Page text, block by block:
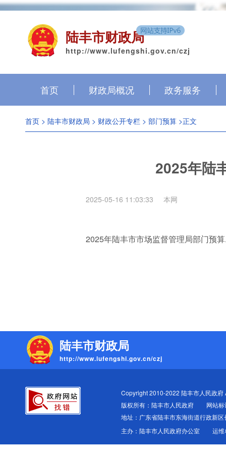
陆丰市财政局
http://www.lufengshi.gov.cn/czj
首页 财政局概况 政务服务
首页 > 陆丰市财政局 > 财政公开专栏 > 部门预算 >正文
2025年陆
2025-05-16 11:03:33 本网
2025年陆丰市市场监督管理局部门预
陆丰市财政局
http://www.lufengshi.gov.cn/czj
Copyright 2010-2022 陆丰市人民政
版权所有：陆丰市人民政府
网站
地址：广东省陆丰市东海街道行政新
主办：陆丰市人民政府办公室
运维